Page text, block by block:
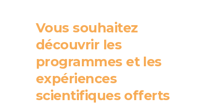
Vous souhaitez
découvrir les
programmes et les
expériences
scientifiques offerts